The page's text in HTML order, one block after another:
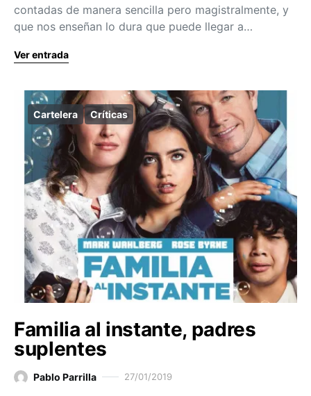
contadas de manera sencilla pero magistralmente, y
que nos enseñan lo dura que puede llegar a…
Ver entrada
Cartelera Críticas
Familia al instante, padres
suplentes
Pablo Parrilla 27/01/2019